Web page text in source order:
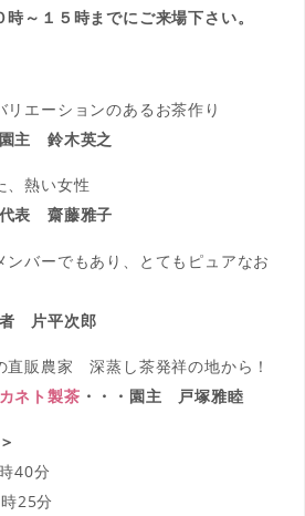
～１５時までにご来場下さい。
エーションのあるお茶作り
園主 鈴木英之
、熱い女性
代表 齋藤雅子
ンバーでもあり、とてもピュアなお
者 片平次郎
直販農家 深蒸し茶発祥の地から！
ネト製茶 ・・・園主 戸塚雅睦
40分
25分